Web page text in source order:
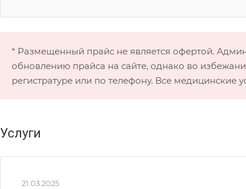
* Размещенный прайс не является офертой.
обновлению прайса на сайте, однако во
регистратуре или по телефону. Все медицинские
Услуги
21.03.2025